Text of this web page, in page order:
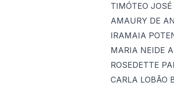
TIMÓTEO
AMAURY DE
IRAMAIA
MARIA NEIDE
ROSEDETTE
CARLA LOBÃO